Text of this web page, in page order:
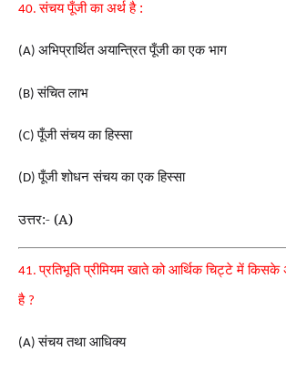
40.संचय पूँजी का अर्थ है :
(A) अभिप्रार्थित अयान्त्रित पूँजी का एक भाग
(B)संचित लाभ
(C)पूँजी संचय का हिस्सा
(D)पूँजी शोधन संचय का एक हिस्सा
उत्तर:- (A)
41.प्रतिभूति प्रीमियम खाते को आर्थिक चिट्टे में किसके
है ?
(A)संचय तथा आधिक्य